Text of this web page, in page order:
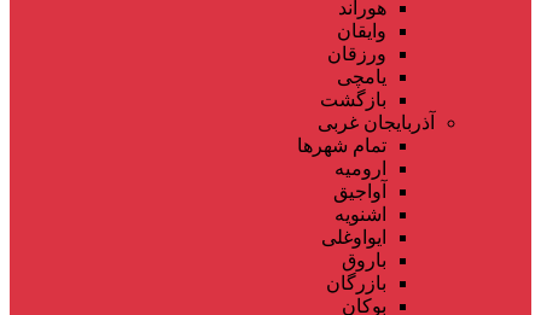
هوراند
وایقان
ورزقان
یامچی
بازگشت
آذربایجان غربی
تمام شهر‌ها
ارومیه
آواجیق
اشنویه
ایواوغلی
باروق
بازرگان
بوکان